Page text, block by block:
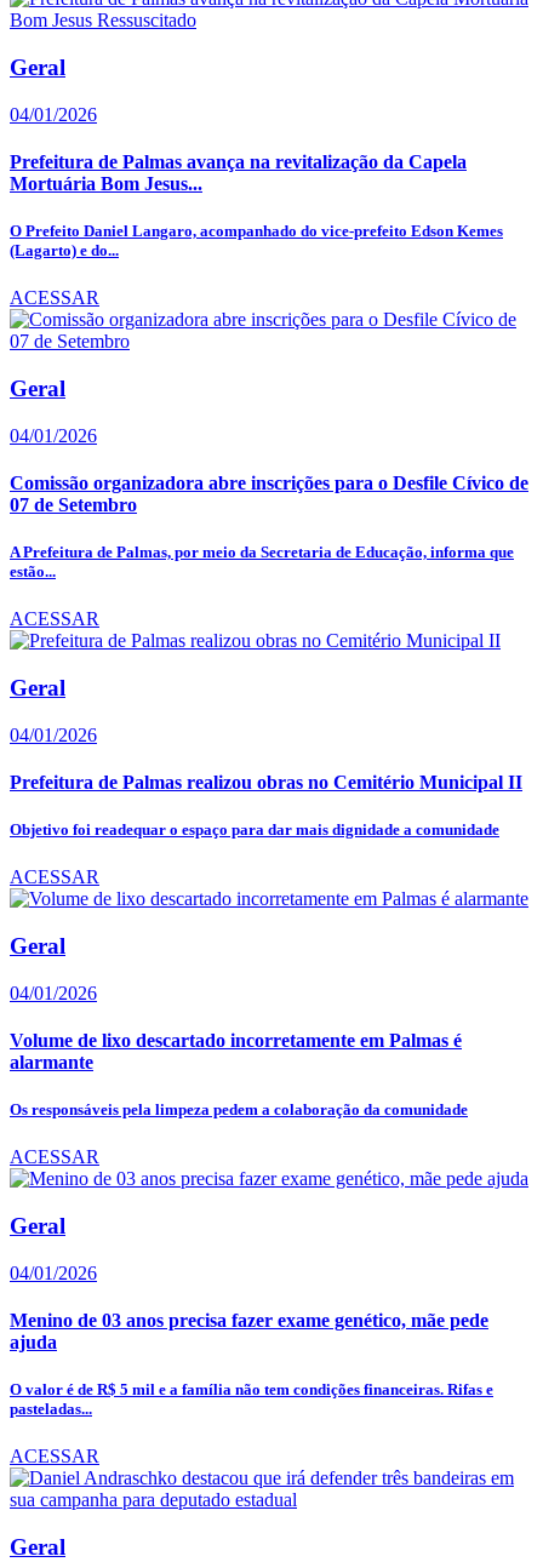
Geral
04/01/2026
Prefeitura de Palmas avança na revitalização da Capela
Mortuária Bom Jesus...
O Prefeito Daniel Langaro, acompanhado do vice-prefeito Edson Kemes
(Lagarto) e do...
ACESSAR
Geral
04/01/2026
Comissão organizadora abre inscrições para o Desfile Cívico de
07 de Setembro
A Prefeitura de Palmas, por meio da Secretaria de Educação, informa que
estão...
ACESSAR
Geral
04/01/2026
Prefeitura de Palmas realizou obras no Cemitério Municipal II
Objetivo foi readequar o espaço para dar mais dignidade a comunidade
ACESSAR
Geral
04/01/2026
Volume de lixo descartado incorretamente em Palmas é
alarmante
Os responsáveis pela limpeza pedem a colaboração da comunidade
ACESSAR
Geral
04/01/2026
Menino de 03 anos precisa fazer exame genético, mãe pede
ajuda
O valor é de R$ 5 mil e a família não tem condições financeiras. Rifas e
pasteladas...
ACESSAR
Geral